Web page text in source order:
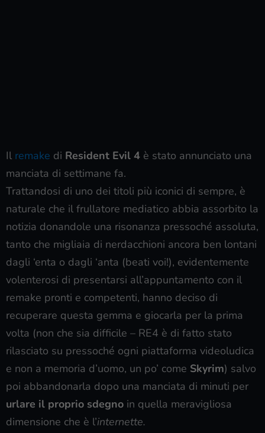
Il remake di Resident Evil 4 è stato annunciato una
manciata di settimane fa.
Trattandosi di uno dei titoli più iconici di sempre, è
naturale che il frullatore mediatico abbia assorbito la
notizia donandole una risonanza pressoché assoluta,
tanto che migliaia di nerdacchioni ancora ben lontani
dagli ‘enta o dagli ‘anta (beati voi!), evidentemente
volenterosi di presentarsi all’appuntamento con il
remake pronti e competenti, hanno deciso di
recuperare questa gemma e giocarla per la prima
volta (non che sia difficile – RE4 è di fatto stato
rilasciato su pressoché ogni piattaforma videoludica
e non a memoria d’uomo, un po’ come Skyrim) salvo
poi abbandonarla dopo una manciata di minuti per
urlare il proprio sdegno in quella meravigliosa
dimensione che è l’internette.